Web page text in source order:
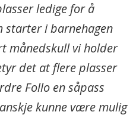
ledige for å
starter i barnehagen
månedskull vi holder
det at flere plasser
Follo en såpass
kunne være mulig